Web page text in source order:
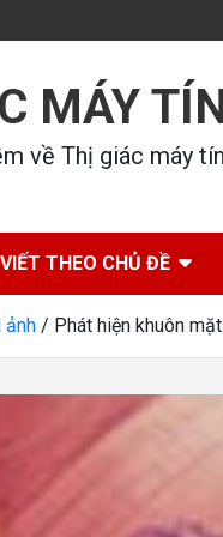
MÁY
về Thị giác máy
THEO CHỦ ĐỀ
ảnh Phát hiện khuôn